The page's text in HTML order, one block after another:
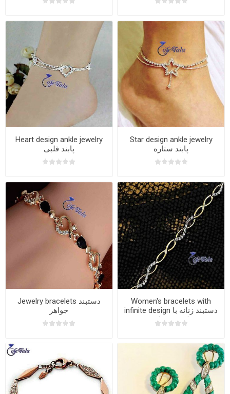
Heart design ankle jewelry
پابند قلبی
Star design ankle jewelry
پابند ستاره
Jewelry bracelets دستبند
جواهر
Women's bracelets with
infinite design دستبند زنانه با
طرح بی‌نهایت